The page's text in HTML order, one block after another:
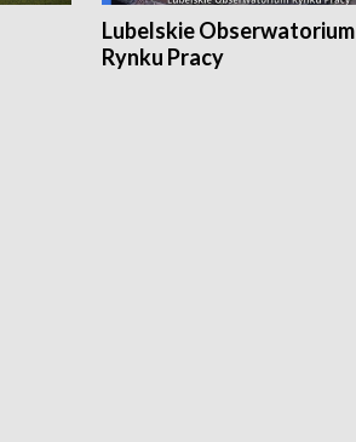
Lubelskie Obserwatorium
Rynku Pracy